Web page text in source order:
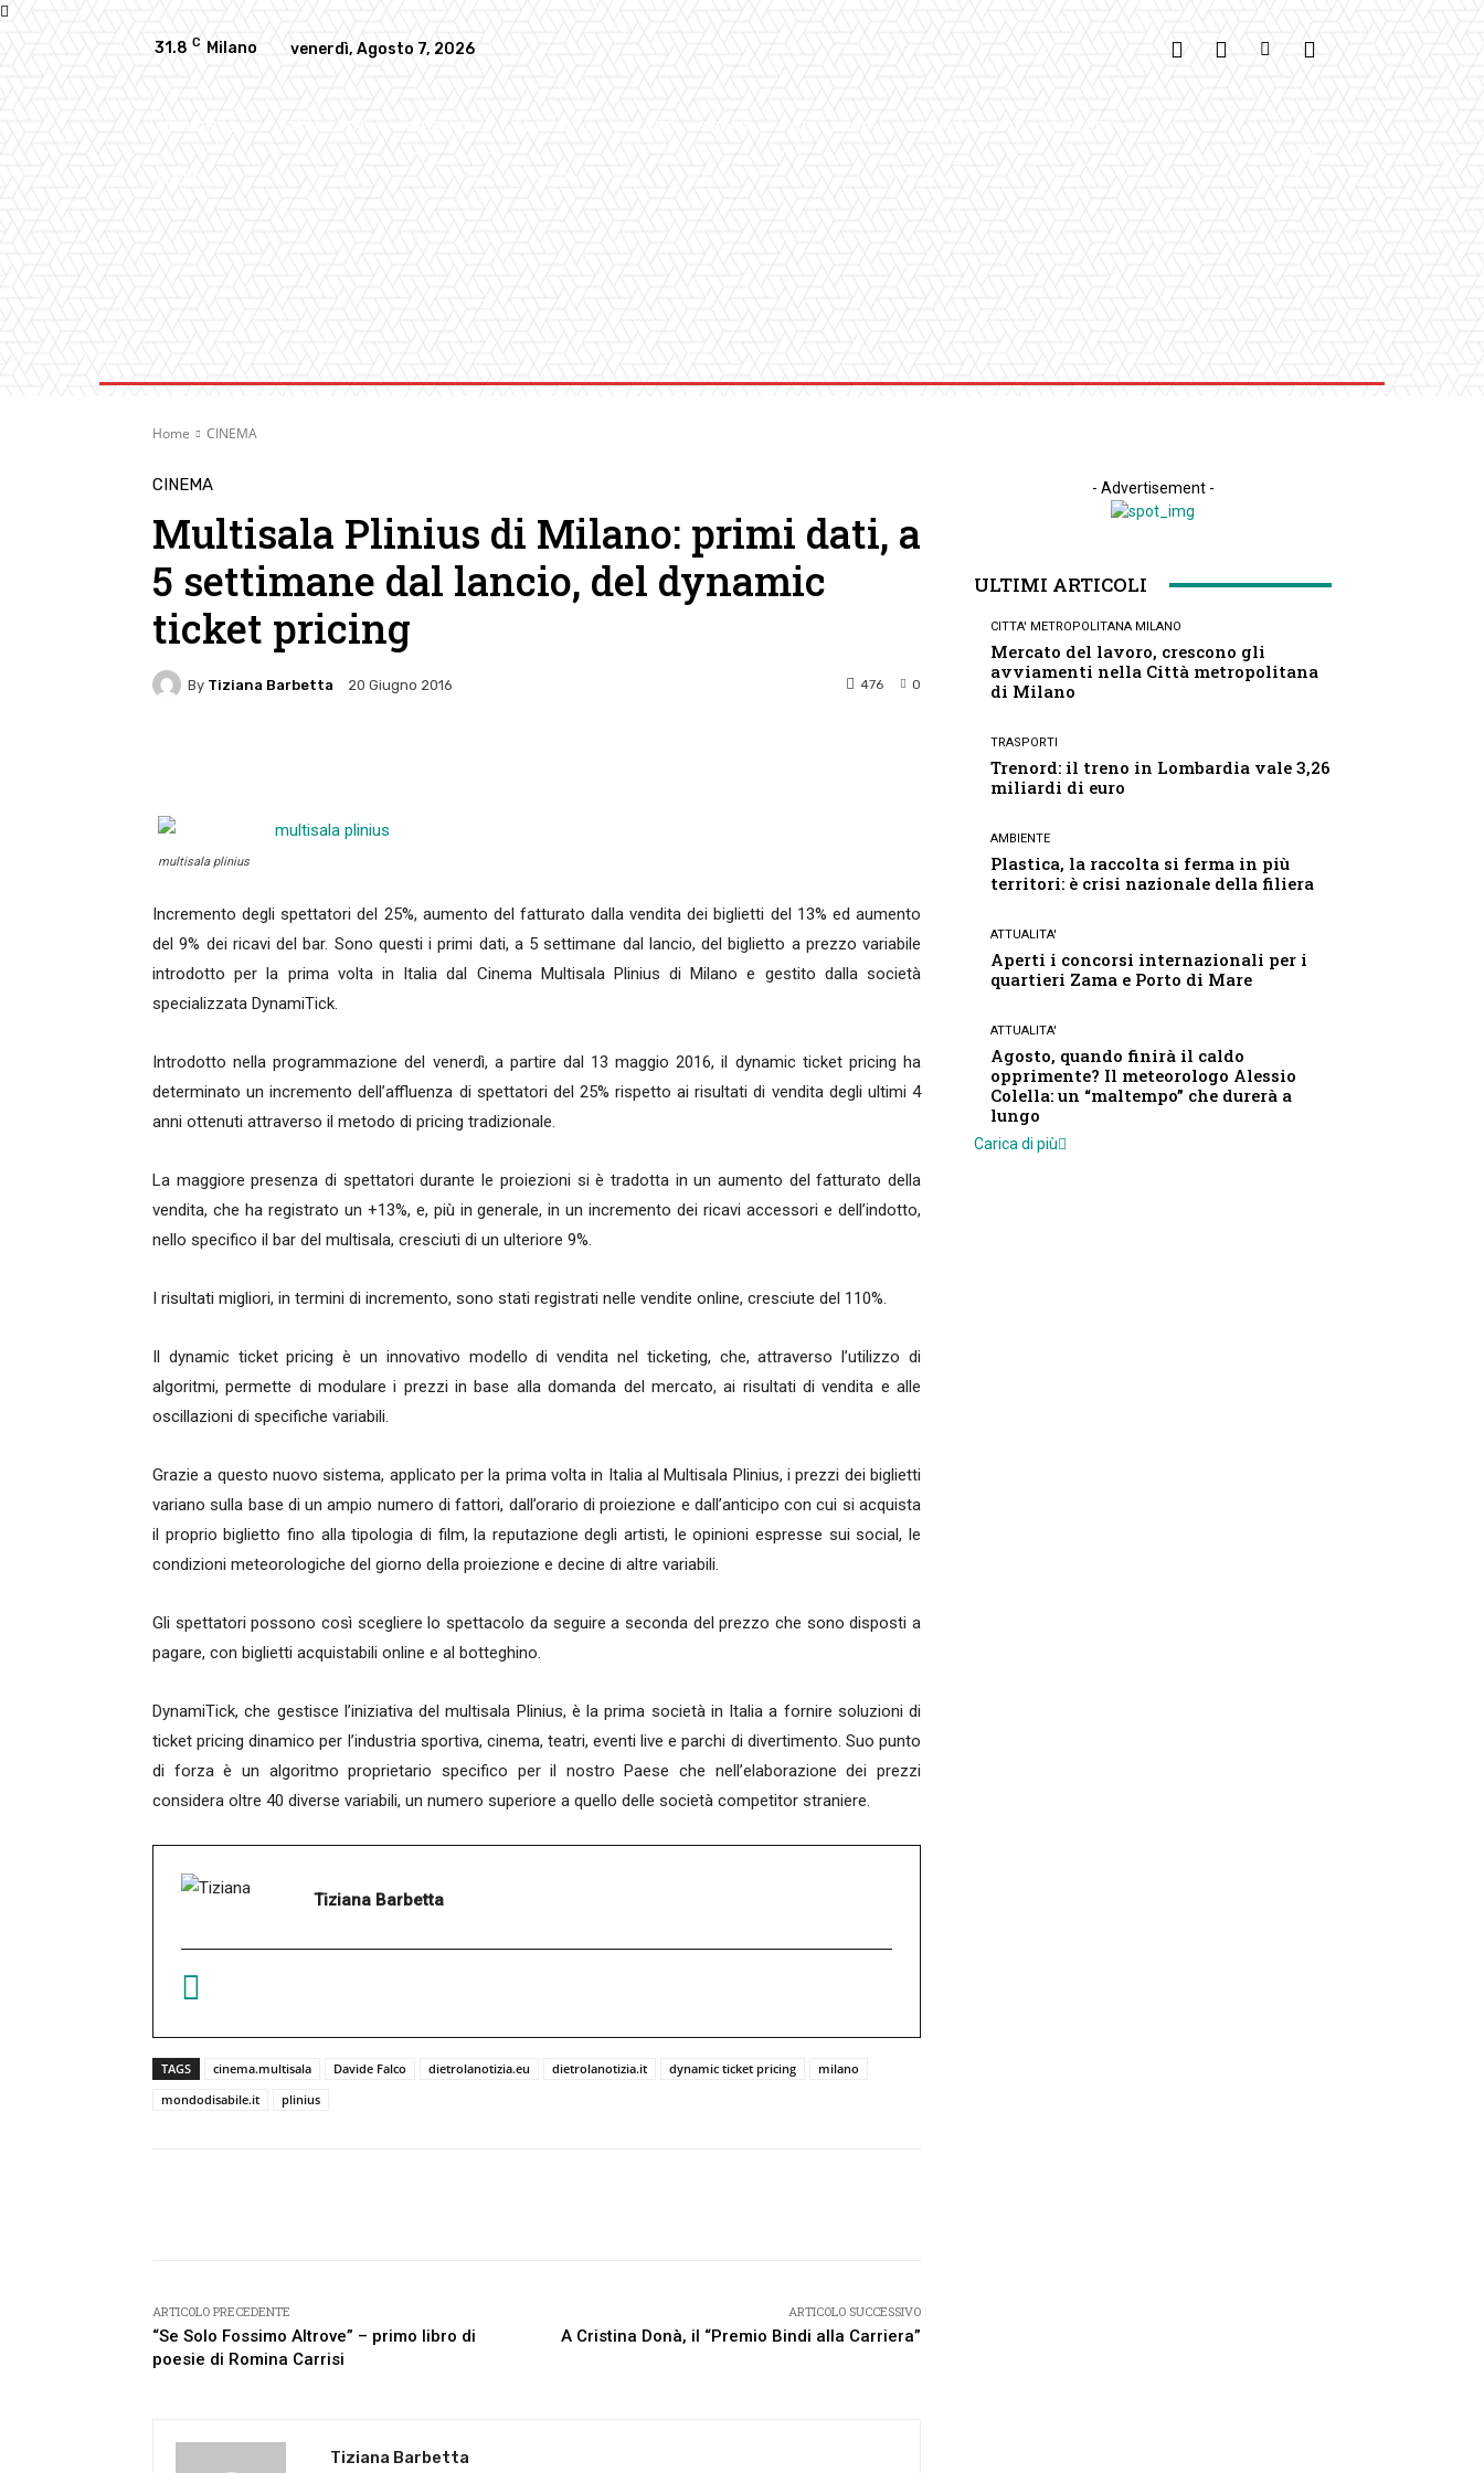
31.8 C Milano venerdì, Agosto 7, 2026
Home CINEMA
CINEMA
Multisala Plinius di Milano: primi dati, a
5 settimane dal lancio, del dynamic
ticket pricing
By Tiziana Barbetta 20 Giugno 2016 0
476
multisala plinius
Incremento degli spettatori del 25%, aumento del fatturato dalla vendita dei biglietti del 13% ed aumento
del 9% dei ricavi del bar. Sono questi i primi dati, a 5 settimane dal lancio, del biglietto a prezzo variabile
introdotto per la prima volta in Italia dal Cinema Multisala Plinius di Milano e gestito dalla società
specializzata DynamiTick.
Introdotto nella programmazione del venerdì, a partire dal 13 maggio 2016, il dynamic ticket pricing ha
determinato un incremento dell’affluenza di spettatori del 25% rispetto ai risultati di vendita degli ultimi 4
anni ottenuti attraverso il metodo di pricing tradizionale.
La maggiore presenza di spettatori durante le proiezioni si è tradotta in un aumento del fatturato della
vendita, che ha registrato un +13%, e, più in generale, in un incremento dei ricavi accessori e dell’indotto,
nello specifico il bar del multisala, cresciuti di un ulteriore 9%.
I risultati migliori, in termini di incremento, sono stati registrati nelle vendite online, cresciute del 110%.
Il dynamic ticket pricing è un innovativo modello di vendita nel ticketing, che, attraverso l’utilizzo di
algoritmi, permette di modulare i prezzi in base alla domanda del mercato, ai risultati di vendita e alle
oscillazioni di specifiche variabili.
Grazie a questo nuovo sistema, applicato per la prima volta in Italia al Multisala Plinius, i prezzi dei biglietti
variano sulla base di un ampio numero di fattori, dall’orario di proiezione e dall’anticipo con cui si acquista
il proprio biglietto fino alla tipologia di film, la reputazione degli artisti, le opinioni espresse sui social, le
condizioni meteorologiche del giorno della proiezione e decine di altre variabili.
Gli spettatori possono così scegliere lo spettacolo da seguire a seconda del prezzo che sono disposti a
pagare, con biglietti acquistabili online e al botteghino.
DynamiTick, che gestisce l’iniziativa del multisala Plinius, è la prima società in Italia a fornire soluzioni di
ticket pricing dinamico per l’industria sportiva, cinema, teatri, eventi live e parchi di divertimento. Suo punto
di forza è un algoritmo proprietario specifico per il nostro Paese che nell’elaborazione dei prezzi
considera oltre 40 diverse variabili, un numero superiore a quello delle società competitor straniere.
Tiziana Barbetta
TAGS cinema.multisala Davide Falco dietrolanotizia.eu dietrolanotizia.it dynamic ticket pricing
milano
mondodisabile.it
plinius
ARTICOLO PRECEDENTE
“Se Solo Fossimo Altrove” – primo libro di
poesie di Romina Carrisi
ARTICOLO SUCCESSIVO
A Cristina Donà, il “Premio Bindi alla Carriera”
Tiziana Barbetta
- Advertisement -
ULTIMI ARTICOLI
CITTA' METROPOLITANA MILANO
Mercato del lavoro, crescono gli
avviamenti nella Città metropolitana
di Milano
TRASPORTI
Trenord: il treno in Lombardia vale 3,26
miliardi di euro
AMBIENTE
Plastica, la raccolta si ferma in più
territori: è crisi nazionale della filiera
ATTUALITA'
Aperti i concorsi internazionali per i
quartieri Zama e Porto di Mare
ATTUALITA'
Agosto, quando finirà il caldo
opprimente? Il meteorologo Alessio
Colella: un “maltempo” che durerà a
lungo
Carica di più